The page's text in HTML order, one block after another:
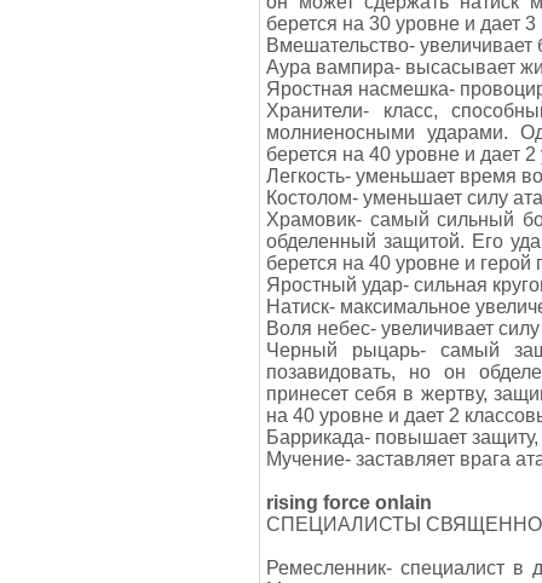
берется на 30 уровне и дает
Вмешательство- увеличивает
Аура вампира- высасывает
Яростная насмешка-
Хранители- класс,
молниеносными ударами.
берется на 40 уровне и дает
Легкость- уменьшает время
Костолом- уменьшает силу
Храмовик- самый сильный
обделенный защитой. Его
берется на 40 уровне и герой
Яростный удар- сильная
Натиск- максимальное
Воля небес- увеличивает силу
Черный рыцарь- самый
позавидовать, но он
принесет себя в жертву,
на 40 уровне и дает 2
Баррикада- повышает защиту,
Мучение- заставляет врага
rising force onlain
СПЕЦИАЛИСТЫ
Ремесленник- специалист в